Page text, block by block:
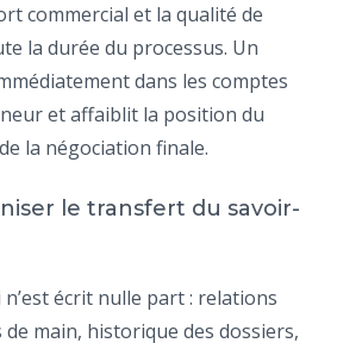
commercial et la qualité de
la durée du processus. Un
dans les comptes
et affaiblit la position du
la négociation finale.
le transfert du savoir-
écrit nulle part : relations
main, historique des dossiers,